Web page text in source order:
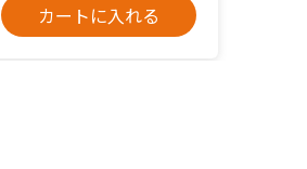
カートに入れる